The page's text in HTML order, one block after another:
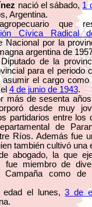
nació el sábado, 1
Argentina.
que
Cívica Radical
Nacional por la
argentina de
de la
para el periodo
el cargo como
4 de junio de 1943.
más de sesenta
desde muy
partidarios entre los
de
Ríos. Además fue
también cultivó una
abogado, la que
fue miembro de
Campaña como de
edad el lunes,3 de